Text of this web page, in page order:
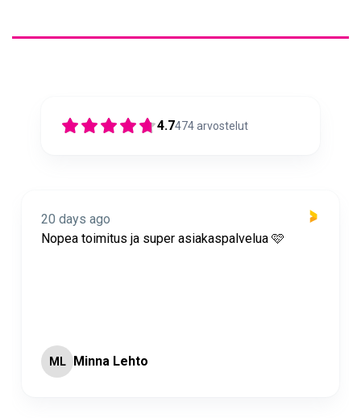
4.7474arvostelut
20 days ago
Nopea toimitus ja super asiakaspalvelua 🩷
ML Minna Lehto